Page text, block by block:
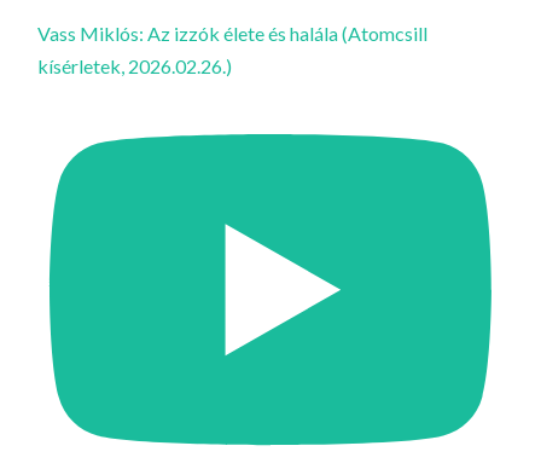
Vass Miklós: Az izzók élete és halála (Atomcsill
kísérletek, 2026.02.26.)